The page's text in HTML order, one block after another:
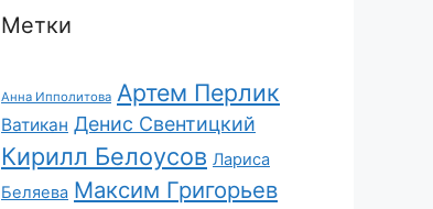
Метки
Анна Ипполитова Артем Перлик
Ватикан Денис Свентицкий
Кирилл Белоусов Лариса
Беляева Максим Григорьев